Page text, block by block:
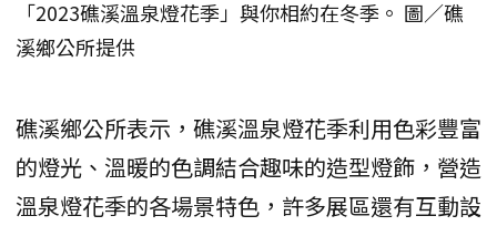
「2023礁溪溫泉燈花季」與你相約在冬季。 圖／礁
溪鄉公所提供
礁溪鄉公所表示，礁溪溫泉燈花季利用色彩豐富
的燈光、溫暖的色調結合趣味的造型燈飾，營造
溫泉燈花季的各場景特色，許多展區還有互動設